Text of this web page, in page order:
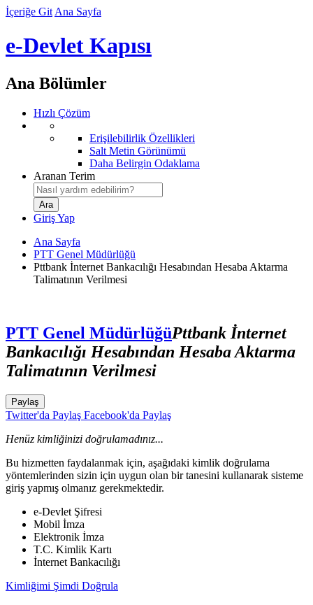
İçeriğe Git Ana Sayfa
e-Devlet Kapısı
Ana Bölümler
Hızlı Çözüm
Erişilebilirlik Özellikleri
Salt Metin Görünümü
Daha Belirgin Odaklama
Aranan Terim
Giriş Yap
Ana Sayfa
PTT Genel Müdürlüğü
Pttbank İnternet Bankacılığı Hesabından Hesaba Aktarma
Talimatının Verilmesi
PTT Genel MüdürlüğüPttbank İnternet
Bankacılığı Hesabından Hesaba Aktarma
Talimatının Verilmesi
Paylaş
Twitter'da Paylaş Facebook'da Paylaş
Henüz kimliğinizi doğrulamadınız...
Bu hizmetten faydalanmak için, aşağıdaki kimlik doğrulama
yöntemlerinden sizin için uygun olan bir tanesini kullanarak sisteme
giriş yapmış olmanız gerekmektedir.
e-Devlet Şifresi
Mobil İmza
Elektronik İmza
T.C. Kimlik Kartı
İnternet Bankacılığı
Kimliğimi Şimdi Doğrula